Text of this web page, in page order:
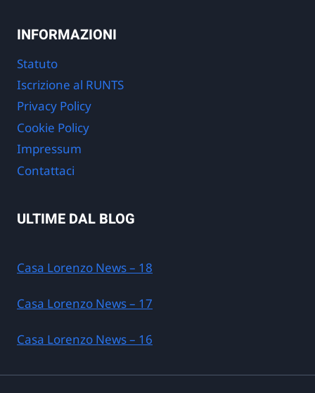
INFORMAZIONI
Statuto
Iscrizione al RUNTS
Privacy Policy
Cookie Policy
Impressum
Contattaci
ULTIME DAL BLOG
Casa Lorenzo News – 18
Casa Lorenzo News – 17
Casa Lorenzo News – 16